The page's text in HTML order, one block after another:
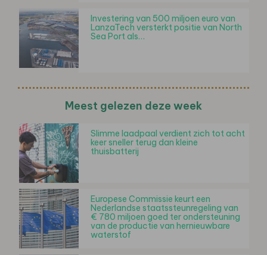
Investering van 500 miljoen euro van
LanzaTech versterkt positie van North
Sea Port als…
Meest gelezen deze week
Slimme laadpaal verdient zich tot acht
keer sneller terug dan kleine
thuisbatterij
Europese Commissie keurt een
Nederlandse staatssteunregeling van
€ 780 miljoen goed ter ondersteuning
van de productie van hernieuwbare
waterstof